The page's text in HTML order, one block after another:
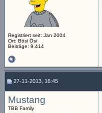
Registriert seit: Jan 2004
Ort: Bösi Ösi
Beiträge: 9.414
27-11-2013, 16:45
Mustang
TBB Family